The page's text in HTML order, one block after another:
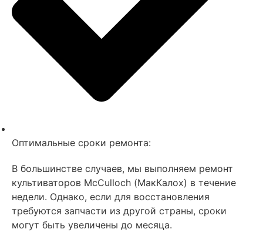
Оптимальные сроки ремонта:
В большинстве случаев, мы выполняем ремонт
культиваторов MсCulloch (МакКалох) в течение
недели. Однако, если для восстановления
требуются запчасти из другой страны, сроки
могут быть увеличены до месяца.